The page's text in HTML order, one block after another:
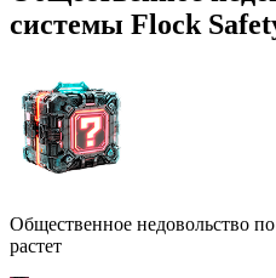
системы Flock
Общественное недовольство
растет